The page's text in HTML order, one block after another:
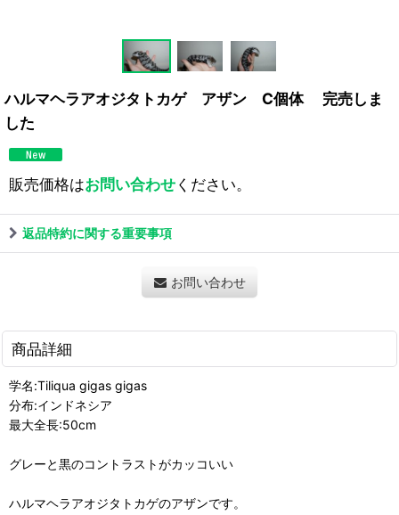
ハルマヘラアオジタトカゲ アザン C個体 完売しま
した
販売価格はお問い合わせください。
返品特約に関する重要事項
お問い合わせ
商品詳細
学名:Tiliqua gigas gigas
分布:インドネシア
最大全長:50cm
グレーと黒のコントラストがカッコいい
ハルマヘラアオジタトカゲのアザンです。